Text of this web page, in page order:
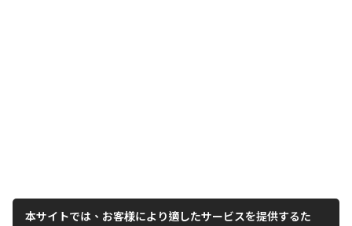
本サイトでは、お客様により適したサービスを提供するた